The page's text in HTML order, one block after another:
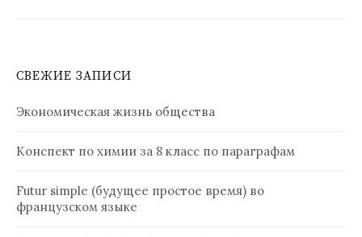
СВЕЖИЕ ЗАПИСИ
Экономическая жизнь общества
Конспект по химии за 8 класс по параграфам
Futur simple (будущее простое время) во
французском языке